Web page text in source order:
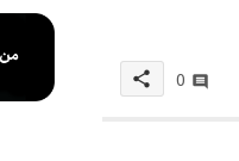
0
share